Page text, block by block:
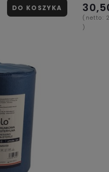
DO KOSZYKA
(netto:
)